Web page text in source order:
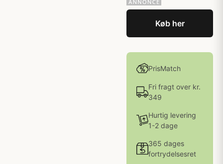
Køb her
PrisMatch
Fri fragt over kr.
349
Hurtig levering
1-2 dage
365 dages
fortrydelsesret